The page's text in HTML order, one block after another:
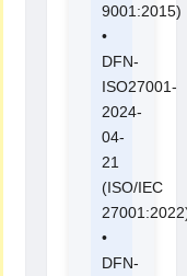
9001:2015)
•
DFN-
ISO27001-
2024-
04-
21
(ISO/IEC
•
DFN-